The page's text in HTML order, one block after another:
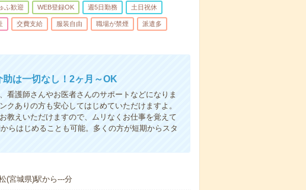
ふ歓迎 WEB登録OK 週5日勤務 土日祝休
交費支給 服装自由 職場が禁煙 派遣多
は一切なし！2ヶ月～OK
看護師さんやお医者さんのサポートなどになりま
ありの方も安心してはじめていただけますよ。
教えいただけますので、ムリなくお仕事を覚えて
らはじめることも可能。多くの方が短期からスタ
(宮城県)駅から---分